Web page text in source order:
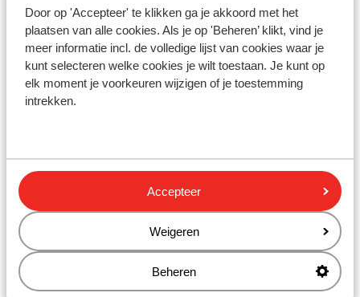
Door op 'Accepteer' te klikken ga je akkoord met het
plaatsen van alle cookies. Als je op 'Beheren’ klikt, vind je
meer informatie incl. de volledige lijst van cookies waar je
kunt selecteren welke cookies je wilt toestaan. Je kunt op
elk moment je voorkeuren wijzigen of je toestemming
intrekken.
Accepteer
Weigeren
Beheren
Distance à la supérette la plus proche environ 450
mètres
Distance au restaurant le plus proche environ 300
mètres
Distance à la pharmacie la plus proche environ
1200 mètres
Distance à l'hôpital le plus proche environ 6,5
Sur une route escarpée
Autres hébergements - Santorin